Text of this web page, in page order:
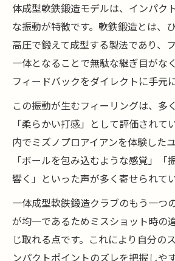
体成型軟鉄鍛造モデルは、インパク
な振動が特徴です。軟鉄鍛造とは、
高圧で鍛えて成型する製法であり、
一体となることで無駄な継ぎ目がな
フィードバックをダイレクトに手元
この振動が生むフィーリングは、多
「柔らかい打感」として評価されて
内でミズノプロアイアンを体験した
「ボールを包み込むような感覚」「
響く」といった声が多く寄せられてい
一体成型軟鉄鍛造クラブのもう一つ
が均一であるためミスショット時の
じ取れる点です。これにより自分の
ンパクトポイントのズレを把握しや